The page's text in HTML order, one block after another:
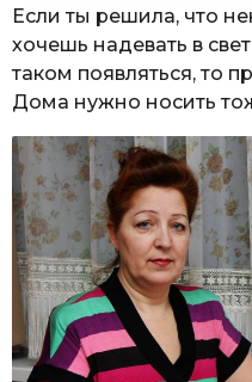
Если ты решила, что
хочешь надевать в
таком появляться, то
Дома нужно носить